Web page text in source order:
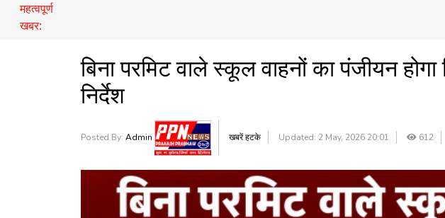
महत्वपूर्ण
खबर:
बिना परमिट वाले स्कूल वाहनों का पंजीयन
निर्देश
Posted By: Admin खबरें हटके Updated: 2 May, 2026 20:01 612